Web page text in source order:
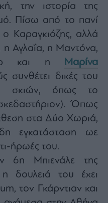
την ιστορία της
Πίσω από το πανί
Καραγκιόζης, αλλά
Αγλαΐα, η Μαντόνα,
και η
Μαρίνα
συνθέτει δικές του
σκιών, όπως το
Όπως
στα Δύο Χωριά,
εγκατάσταση ωε
ήρωές του.
6η Μπιενάλε της
δουλειά του έχει
τον Γκάρντιαν και